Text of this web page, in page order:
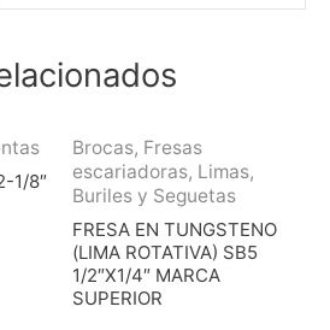
1/8″
Brocas, Fresas
escariadoras, Limas,
Buriles y Seguetas
FRESA EN TUNGSTENO
(LIMA ROTATIVA) SB5
1/2″X1/4″ MARCA
SUPERIOR